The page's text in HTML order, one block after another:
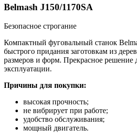
Belmash J150/1170SA
Безопасное строгание
Компактный фуговальный станок
быстрого придания заготовкам из
размеров и форм. Прекрасное решение
эксплуатации.
Причины для покупки:
высокая прочность;
не вибрирует при работе;
удобство обслуживания;
мощный двигатель.